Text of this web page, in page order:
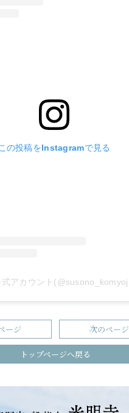
この投稿をInstagramで見る
ージ
トップページへ戻る
次のページ